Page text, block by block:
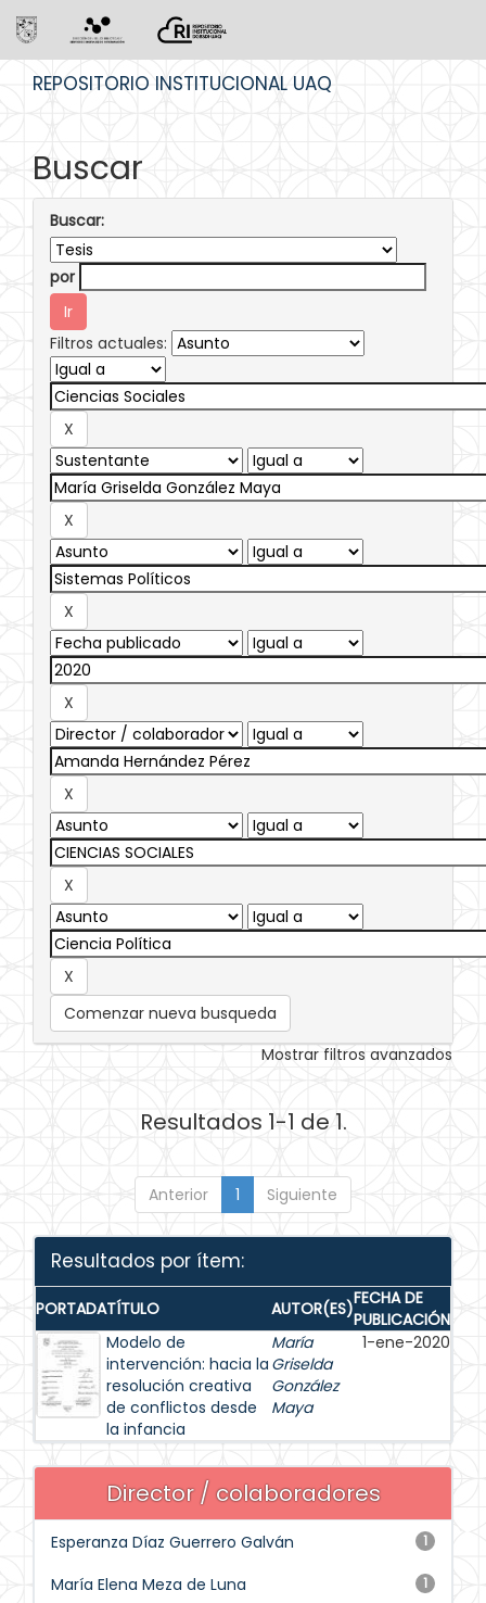
REPOSITORIO INSTITUCIONAL UAQ
Buscar
Buscar:
por
Filtros actuales:
Comenzar nueva busqueda
Mostrar filtros avanzados
Resultados 1-1 de 1.
Anterior 1 Siguiente
Resultados por ítem:
PORTADATÍTULO AUTOR(ES)FECHA DE
PUBLICACIÓN
Modelo de
intervención: hacia la
resolución creativa
de conflictos desde
la infancia
María
Griselda
González
Maya
1-ene-2020
Director / colaboradores
1
Esperanza Díaz Guerrero Galván
1
María Elena Meza de Luna